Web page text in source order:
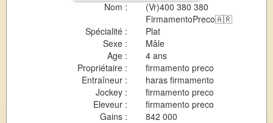
Nom :
(Vr)400 380 380
FirmamentoPreco🇦🇷
Spécialité :
Plat
Sexe :
Mâle
Age :
4 ans
Propriétaire :
firmamento preco
Entraîneur :
haras firmamento
Jockey :
firmamento preco
Eleveur :
firmamento preco
Gains :
842 000